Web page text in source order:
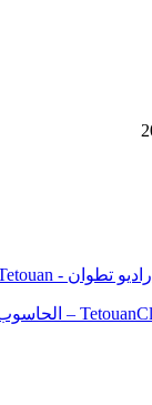
راديو تطوان - Radio Tetouan - بـوابتك نـحو الخبر